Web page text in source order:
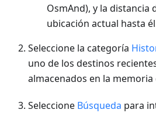
OsmAnd), y la distancia
ubicación actual hasta
Seleccione la categoría
uno de los destinos
almacenados en la
Seleccione Búsqueda para